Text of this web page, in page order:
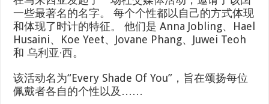
一些最著名的名字。 每个个性都以自己的方式体现
和体现了时计的特征。 他们是 Anna Jobling、Hael
Husaini、Koe Yeet、Jovane Phang、Juwei Teoh
和乌利亚·西。
该活动名为“Every Shade Of You”，旨在颂扬每位
佩戴者各自的个性以及……